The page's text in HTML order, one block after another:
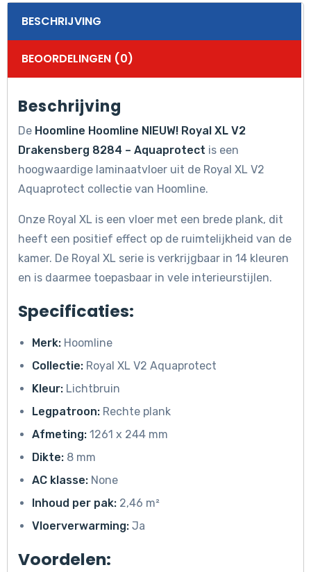
BESCHRIJVING
BEOORDELINGEN (0)
Beschrijving
De Hoomline Hoomline NIEUW! Royal XL V2
Drakensberg 8284 – Aquaprotect is een
hoogwaardige laminaatvloer uit de Royal XL V2
Aquaprotect collectie van Hoomline.
Onze Royal XL is een vloer met een brede plank, dit
heeft een positief effect op de ruimtelijkheid van de
kamer. De Royal XL serie is verkrijgbaar in 14 kleuren
en is daarmee toepasbaar in vele interieurstijlen.
Specificaties:
Merk: Hoomline
Collectie: Royal XL V2 Aquaprotect
Kleur: Lichtbruin
Legpatroon: Rechte plank
Afmeting: 1261 x 244 mm
Dikte: 8 mm
AC klasse: None
Inhoud per pak: 2,46 m²
Vloerverwarming: Ja
Voordelen: